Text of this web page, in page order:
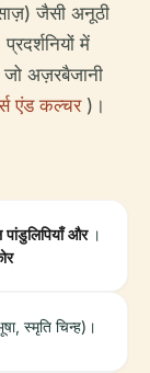
जैसी अनूठी
में
अज़रबैजानी
एंड कल्चर)।
पांडुलिपियाँ और ।
स्मृति चिन्ह)।